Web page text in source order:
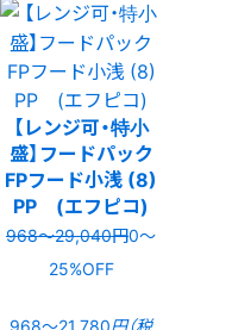
【レンジ可・特小
盛】フードパック
FPフード小浅 (8)
PP (エフピコ)
968〜29,040円0〜
25%OFF
968〜21,780円（税